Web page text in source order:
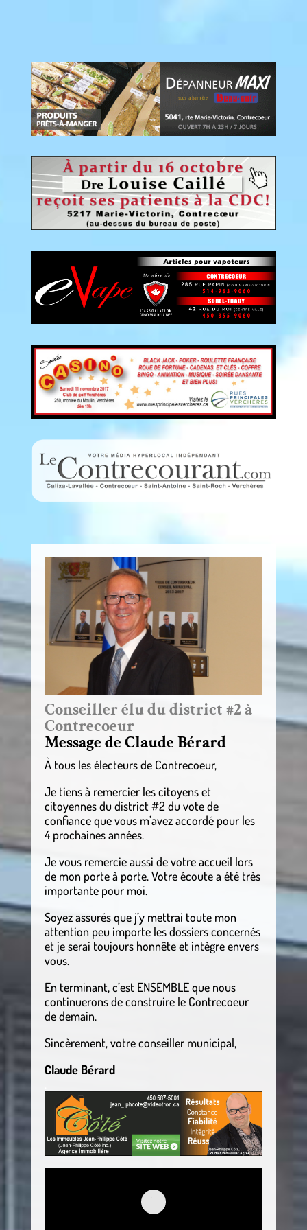
Conseiller élu du district #2 à
Contrecoeur
Message de Claude Bérard
À tous les électeurs de Contrecoeur,
Je tiens à remercier les citoyens et
citoyennes du district #2 du vote de
confiance que vous m’avez accordé pour les
4 prochaines années.
Je vous remercie aussi de votre accueil lors
de mon porte à porte. Votre écoute a été très
importante pour moi.
Soyez assurés que j’y mettrai toute mon
attention peu importe les dossiers concernés
et je serai toujours honnête et intègre envers
vous.
En terminant, c’est ENSEMBLE que nous
continuerons de construire le Contrecoeur
de demain.
Sincèrement, votre conseiller municipal,
Claude Bérard